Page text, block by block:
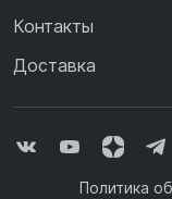
Контакты
Доставка
Политика